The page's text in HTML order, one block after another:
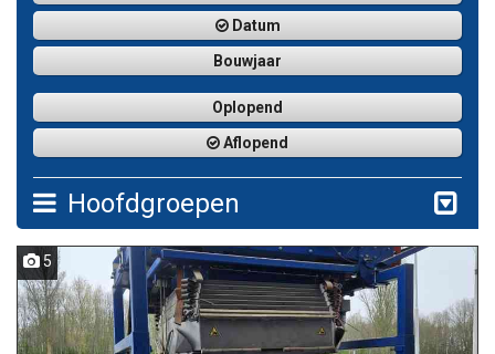
Datum
Bouwjaar
Oplopend
Aflopend
Hoofdgroepen
5